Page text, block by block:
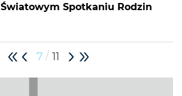
Światowym Spotkaniu Rodzin
7 / 11